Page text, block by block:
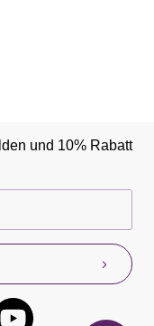
und 10% Rabatt